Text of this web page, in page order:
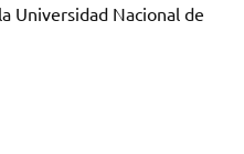
Universidad Nacional de